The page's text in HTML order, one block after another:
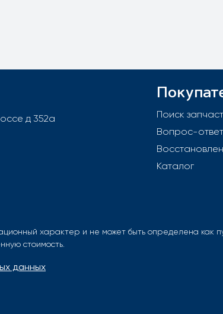
д 352а
Поиск
Вопрос-ответ
Каталог
характер и не может быть определена как
стоимость.
данных